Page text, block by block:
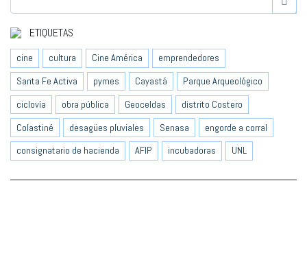
ETIQUETAS
cine cultura Cine América
emprendedores
Santa Fe Activa
pymes Cayastá
Parque Arqueológico
ciclovía
obra pública Geoceldas
distrito Costero
Colastiné
desagües pluviales Senasa
engorde a corral
consignatario de hacienda
AFIP incubadoras UNL